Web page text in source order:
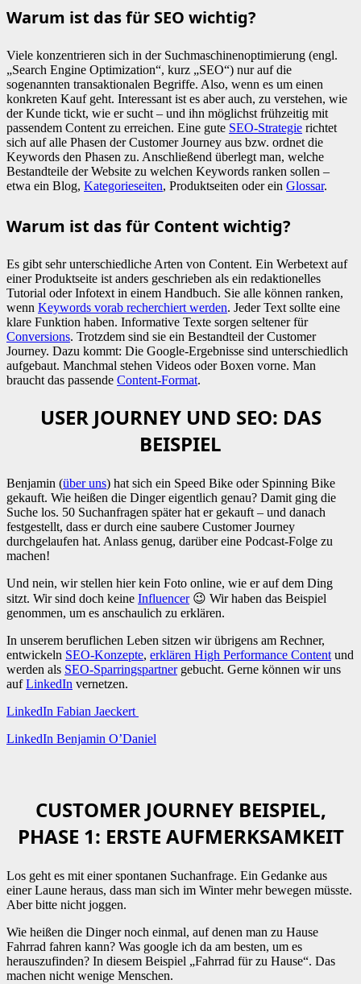
Warum ist das für SEO wichtig?
Viele konzentrieren sich in der Suchmaschinenoptimierung (engl.
„Search Engine Optimization“, kurz „SEO“) nur auf die
sogenannten transaktionalen Begriffe. Also, wenn es um einen
konkreten Kauf geht. Interessant ist es aber auch, zu verstehen, wie
der Kunde tickt, wie er sucht – und ihn möglichst frühzeitig mit
passendem Content zu erreichen. Eine gute SEO-Strategie richtet
sich auf alle Phasen der Customer Journey aus bzw. ordnet die
Keywords den Phasen zu. Anschließend überlegt man, welche
Bestandteile der Website zu welchen Keywords ranken sollen –
etwa ein Blog, Kategorieseiten, Produktseiten oder ein Glossar.
Warum ist das für Content wichtig?
Es gibt sehr unterschiedliche Arten von Content. Ein Werbetext auf
einer Produktseite ist anders geschrieben als ein redaktionelles
Tutorial oder Infotext in einem Handbuch. Sie alle können ranken,
wenn Keywords vorab recherchiert werden. Jeder Text sollte eine
klare Funktion haben. Informative Texte sorgen seltener für
Conversions. Trotzdem sind sie ein Bestandteil der Customer
Journey. Dazu kommt: Die Google-Ergebnisse sind unterschiedlich
aufgebaut. Manchmal stehen Videos oder Boxen vorne. Man
braucht das passende Content-Format.
USER JOURNEY UND SEO: DAS
BEISPIEL
Benjamin (über uns) hat sich ein Speed Bike oder Spinning Bike
gekauft. Wie heißen die Dinger eigentlich genau? Damit ging die
Suche los. 50 Suchanfragen später hat er gekauft – und danach
festgestellt, dass er durch eine saubere Customer Journey
durchgelaufen hat. Anlass genug, darüber eine Podcast-Folge zu
machen!
Und nein, wir stellen hier kein Foto online, wie er auf dem Ding
sitzt. Wir sind doch keine Influencer😉 Wir haben das Beispiel
genommen, um es anschaulich zu erklären.
In unserem beruflichen Leben sitzen wir übrigens am Rechner,
entwickeln SEO-Konzepte, erklären High Performance Content und
werden als SEO-Sparringspartnergebucht. Gerne können wir uns
aufLinkedIn vernetzen.
LinkedIn Fabian Jaeckert
LinkedIn Benjamin O’Daniel
CUSTOMER JOURNEY BEISPIEL,
PHASE 1: ERSTE AUFMERKSAMKEIT
Los geht es mit einer spontanen Suchanfrage. Ein Gedanke aus
einer Laune heraus, dass man sich im Winter mehr bewegen müsste.
Aber bitte nicht joggen.
Wie heißen die Dinger noch einmal, auf denen man zu Hause
Fahrrad fahren kann? Was google ich da am besten, um es
herauszufinden? In diesem Beispiel „Fahrrad für zu Hause“. Das
machen nicht wenige Menschen.